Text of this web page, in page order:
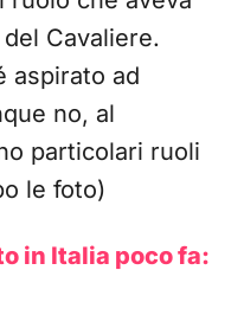
Cavaliere.
aspirato ad
no, al
particolari ruoli
le foto)
in Italia poco fa: